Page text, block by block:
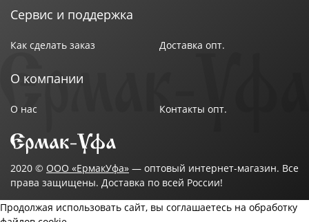
Сервис и поддержка
Как сделать заказ Доставка опт.
О компании
О нас Контакты опт.
2020 © ООО «ЕрмакУфа» — оптовый интернет-магазин. Все
права защищены. Доставка по всей России!
Продолжая использовать сайт, вы соглашаетесь на обработку